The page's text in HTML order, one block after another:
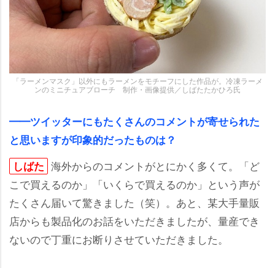
「ラーメンマスク」以外にもラーメンをモチーフにした作品が。冷凍ラーメ
ンのミニチュアブローチ 制作・画像提供／しばたたかひろ氏
━━ツイッターにもたくさんのコメントが寄せられた
と思いますが印象的だったものは？
しばた 海外からのコメントがとにかく多くて。「ど
こで買えるのか」「いくらで買えるのか」という声が
たくさん届いて驚きました（笑）。あと、某大手量販
店からも製品化のお話をいただきましたが、量産でき
ないので丁重にお断りさせていただきました。